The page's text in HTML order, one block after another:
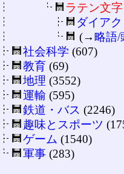
ラテン文字
ダイア
(→略語/
社会科学 (607)
教育 (69)
地理 (3552)
運輸 (595)
鉄道・バス (2246)
趣味とスポーツ
ゲーム (1540)
軍事 (283)